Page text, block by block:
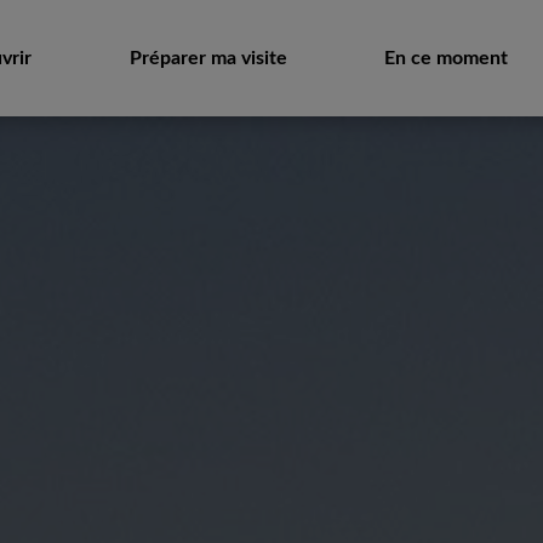
Préparer ma visite En ce moment